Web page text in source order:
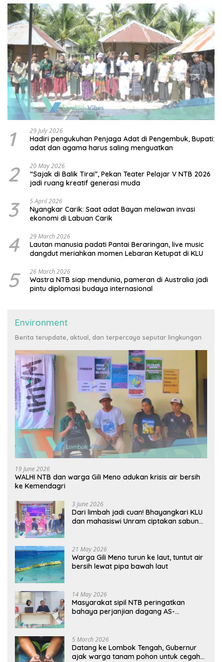
1 29 July 2026
Hadiri pengukuhan Penjaga Adat di Pengembuk, Bupati:
adat dan agama harus saling menguatkan
2 20 May 2026
“Sajak di Balik Tirai”, Pekan Teater Pelajar V NTB 2026
jadi ruang kreatif generasi muda
3 5 April 2026
Nyangkar Carik: Saat adat Bayan melawan invasi
ekonomi di Labuan Carik
4 29 March 2026
Lautan manusia padati Pantai Beraringan, live music
dangdut meriahkan momen Lebaran Ketupat di KLU
5 26 March 2026
Wastra NTB siap mendunia, pameran di Australia jadi
pintu diplomasi budaya internasional
Environment
Berita terupdate, aktual, dan terpercaya seputar lingkungan
19 June 2026
WALHI NTB dan warga Gili Meno adukan krisis air bersih
ke Kemendagri
3 June 2026
Dari limbah jadi cuan! Bhayangkari KLU
dan mahasiswi Unram ciptakan sabun
21 May 2026
Warga Gili Meno turun ke laut, tuntut air
bersih lewat pipa bawah laut
14 May 2026
Masyarakat sipil NTB peringatkan
bahaya perjanjian dagang AS-
5 March 2026
Datang ke Lombok Tengah, Gubernur
ajak warga tanam pohon untuk cegah